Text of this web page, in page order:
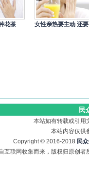
春困怎么办 五种花茶来缓解
民
本站如有转载或引用
本站内容仅供
Copyright © 2016-2018 民
互联网收集而来，版权归原创